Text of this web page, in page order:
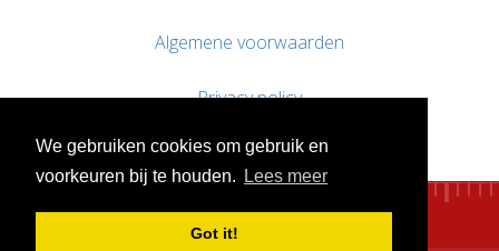
We gebruiken cookies om gebruik en
voorkeuren bij te houden.
Lees meer
Got it!
Algemene voorwaarden
Privacy policy
Contact / Support